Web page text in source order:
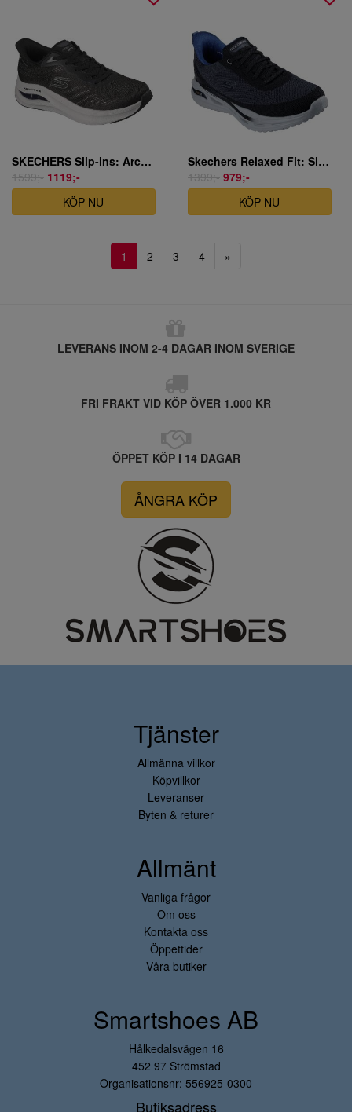
SKECHERS Slip-ins: Arch Fit Skech-Air - Zoryn - Black sportsko herr svart
1599;- 1119;-
KÖP NU
Skechers Relaxed Fit: Slip-ins: Arch Fit Orvan - Kincade sportsko herr svart
1399;- 979;-
KÖP NU
1 2 3 4 »
LEVERANS INOM 2-4 DAGAR INOM SVERIGE
FRI FRAKT VID KÖP ÖVER 1.000 KR
ÖPPET KÖP I 14 DAGAR
ÅNGRA KÖP
Tjänster
Allmänna villkor
Köpvillkor
Leveranser
Byten & returer
Allmänt
Vanliga frågor
Om oss
Kontakta oss
Öppettider
Våra butiker
Smartshoes AB
Hålkedalsvägen 16
452 97 Strömstad
Organisationsnr: 556925-0300
Butiksadress